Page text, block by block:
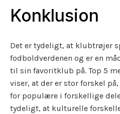
Konklusion
Det er tydeligt, at klubtrøjer
fodboldverdenen og er en
til sin favoritklub på. Top 5
viser, at der er stor forskel
for populære i forskellige dele
tydeligt, at kulturelle